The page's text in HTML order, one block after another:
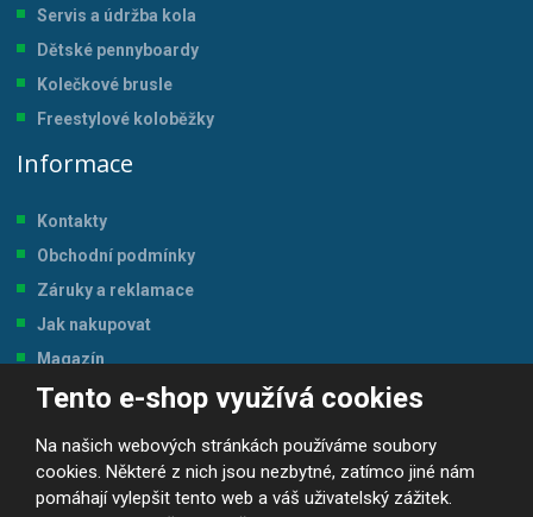
Tento e-shop využívá cookies
Na našich webových stránkách používáme soubory
cookies. Některé z nich jsou nezbytné, zatímco jiné nám
pomáhají vylepšit tento web a váš uživatelský zážitek.
Servis a údržba kola
Dětské pennyboardy
Kolečkové brusle
Freestylové koloběžky
Informace
Kontakty
Obchodní podmínky
Záruky a reklamace
Jak nakupovat
Magazín
Tabulka velikostí